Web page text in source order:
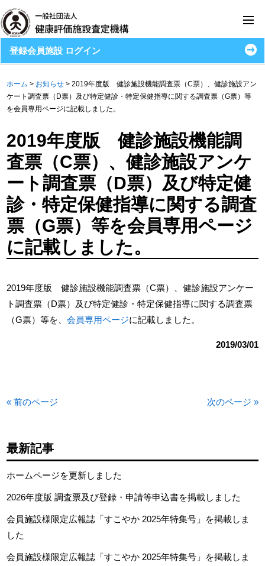
登録会員施設 ログイン
ホーム > お知らせ >2019年度版 健診施設機能調査票（C票）、健診施設アン
ケート調査票（D票）及び特定健診・特定保健指導に関する調査票（G票）等
を会員専用ページに記載しました。
2019年度版 健診施設機能調
査票（C票）、健診施設アンケ
ート調査票（D票）及び特定健
診・特定保健指導に関する調査
票（G票）等を会員専用ページ
に記載しました。
2019年度版 健診施設機能調査票（C票）、健診施設アンケー
ト調査票（D票）及び特定健診・特定保健指導に関する調査票
（G票）等を、会員専用ページに記載しました。
2019/03/01
« 前のページ 次のページ »
最新記事
ホームページを更新しました
2026年度版 調査票及び登録・申請等申込書を掲載しました
会員施設様限定広報誌「すこやか 2025年特集号」を掲載しま
した
会員施設様限定広報誌「すこやか 2025年特集号」を掲載しま